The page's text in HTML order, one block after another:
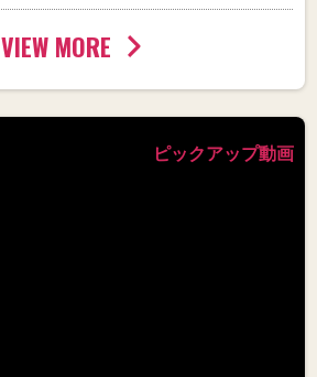
VIEW MORE
ピックアップ動画